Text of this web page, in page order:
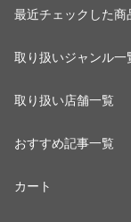
最近チェックした商
取り扱いジャンル一
取り扱い店舗一覧
おすすめ記事一覧
カート